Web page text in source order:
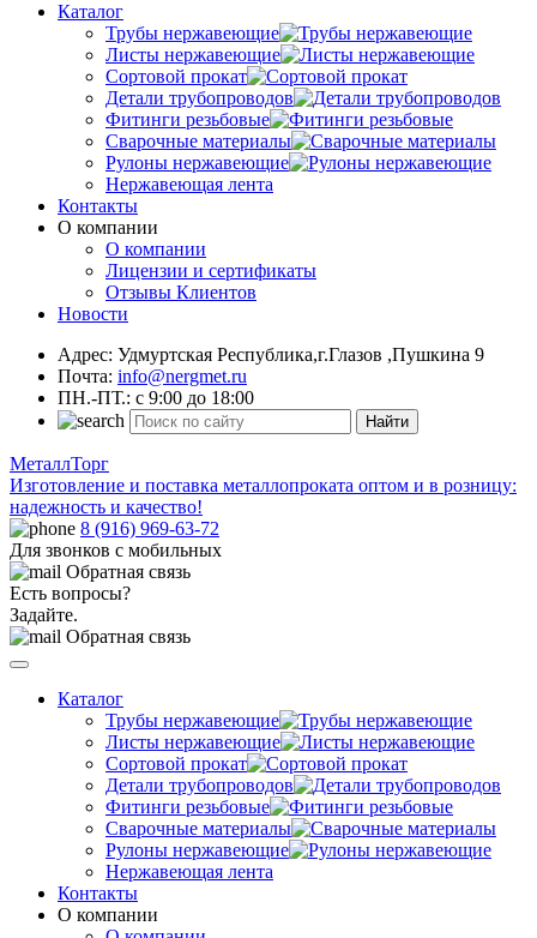
Каталог
Трубы нержавеющие
Листы нержавеющие
Сортовой прокат
Детали трубопроводов
Фитинги резьбовые
Сварочные материалы
Рулоны нержавеющие
Нержавеющая лента
Контакты
О компании
О компании
Лицензии и сертификаты
Отзывы Клиентов
Новости
Адрес: Удмуртская Республика,г.Глазов ,Пушкина 9
Почта: info@nergmet.ru
ПН.-ПТ.: с 9:00 до 18:00
Найти
МеталлТорг
Изготовление и поставка металлопроката оптом и в розницу:
надежность и качество!
8 (916) 969-63-72
Для звонков с мобильных
Обратная связь
Есть вопросы?
Задайте.
Обратная связь
Каталог
Трубы нержавеющие
Листы нержавеющие
Сортовой прокат
Детали трубопроводов
Фитинги резьбовые
Сварочные материалы
Рулоны нержавеющие
Нержавеющая лента
Контакты
О компании